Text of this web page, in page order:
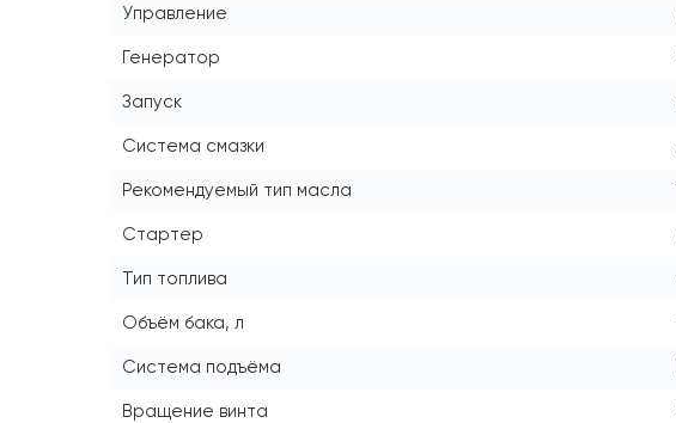
Управление
Генератор
Запуск
Система смазки
Рекомендуемый тип масла
Стартер
Тип топлива
Объём бака, л
Система подъёма
Вращение винта